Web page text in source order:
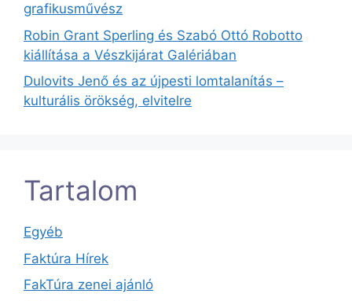
grafikusművész
Robin Grant Sperling és Szabó Ottó Robotto
kiállítása a Vészkijárat Galériában
Dulovits Jenő és az újpesti lomtalanítás –
kulturális örökség, elvitelre
Tartalom
Egyéb
Faktúra Hírek
FakTúra zenei ajánló